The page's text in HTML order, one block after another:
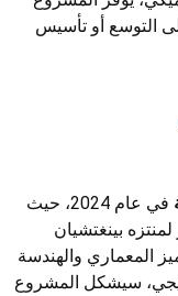
التوسع أو تأسيس
في عام 2024، حيث
بينغتشيان
المعماري والهندسة
سيشكل المشروع